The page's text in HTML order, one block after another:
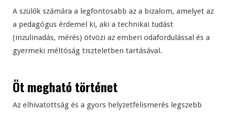
A szülők számára a legfontosabb az a bizalom, amelyet az
a pedagógus érdemel ki, aki a technikai tudást
(inzulinadás, mérés) ötvözi az emberi odafordulással és a
gyermeki méltóság tiszteletben tartásával.
Öt megható történet
Az elhivatottság és a gyors helyzetfelismerés legszebb